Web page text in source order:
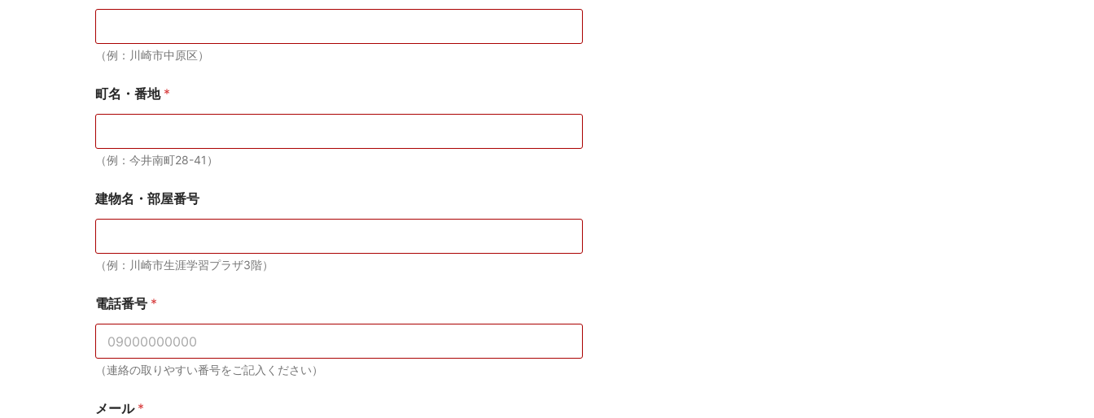
（例：川崎市中原区）
町名・番地 *
（例：今井南町28-41）
建物名・部屋番号
（例：川崎市生涯学習プラザ3階）
電話番号 *
（連絡の取りやすい番号をご記入ください）
メール *